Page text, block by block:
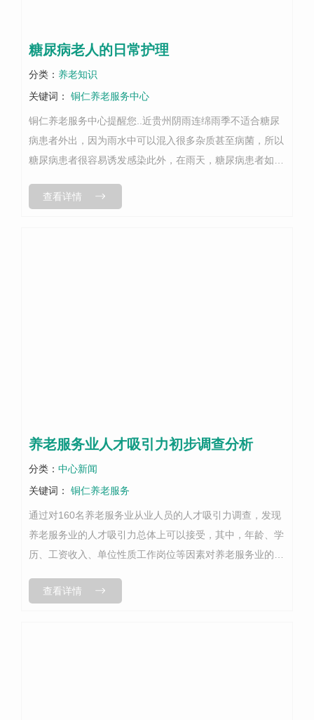
糖尿病老人的日常护理
分类： 养老知识
关键词：
铜仁养老服务中心
铜仁养老服务中心提醒您..近贵州阴雨连绵雨季不适合糖尿
病患者外出，因为雨水中可以混入很多杂质甚至病菌，所以
糖尿病患者很容易诱发感染此外，在雨天，糖尿病患者如果
病情观察：糖尿病的典型表现有“...
查看详情
养老服务业人才吸引力初步调查分析
分类： 中心新闻
关键词：
铜仁养老服务
通过对160名养老服务业从业人员的人才吸引力调查，发现
养老服务业的人才吸引力总体上可以接受，其中，年龄、学
历、工资收入、单位性质工作岗位等因素对养老服务业的人
府、企业、和社会。在政府层面，要...
查看详情